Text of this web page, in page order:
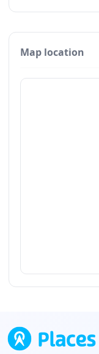
Map location